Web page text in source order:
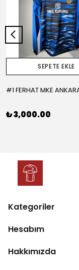
SEPETE EKLE
₺ 3,000.00
Kategoriler
Hesabım
Hakkımızda